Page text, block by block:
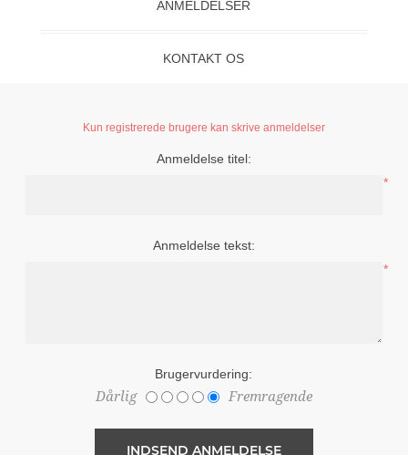
ANMELDELSER
KONTAKT OS
Kun registrerede brugere kan skrive anmeldelser
Anmeldelse titel:
*
Anmeldelse tekst:
*
Brugervurdering:
Dårlig Fremragende